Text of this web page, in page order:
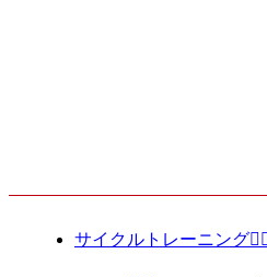
サイクルトレーニング